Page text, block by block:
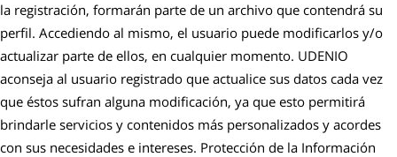
la registración, formarán parte de un archivo que contendrá su
perfil. Accediendo al mismo, el usuario puede modificarlos y/o
actualizar parte de ellos, en cualquier momento. UDENIO
aconseja al usuario registrado que actualice sus datos cada vez
que éstos sufran alguna modificación, ya que esto permitirá
brindarle servicios y contenidos más personalizados y acordes
con sus necesidades e intereses. Protección de la Información